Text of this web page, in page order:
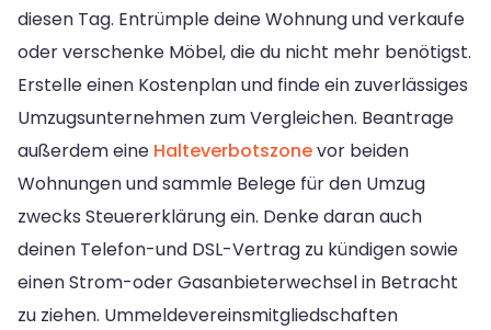
diesen Tag. Entrümple deine Wohnung und verkaufe
oder verschenke Möbel, die du nicht mehr benötigst.
Erstelle einen Kostenplan und finde ein zuverlässiges
Umzugsunternehmen zum Vergleichen. Beantrage
außerdem eine Halteverbotszonevor beiden
Wohnungen und sammle Belege für den Umzug
zwecks Steuererklärung ein. Denke daran auch
deinen Telefon-und DSL-Vertrag zu kündigen sowie
einen Strom-oder Gasanbieterwechsel in Betracht
zu ziehen. Ummeldevereinsmitgliedschaften